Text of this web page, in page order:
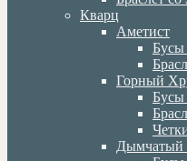
Кварц
Аметист
Бусы
Горный
Бусы
Дымчатый